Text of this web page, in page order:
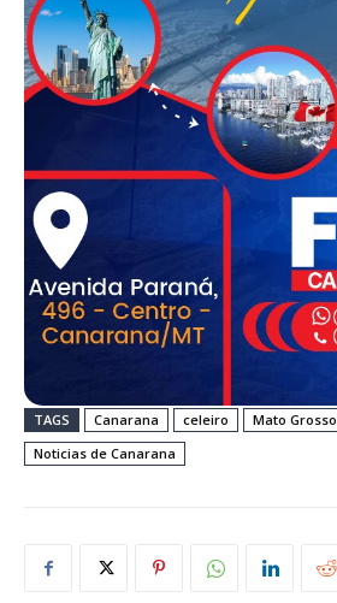
TAGS Canarana celeiro
Mato Grosso
Noticias de Canarana